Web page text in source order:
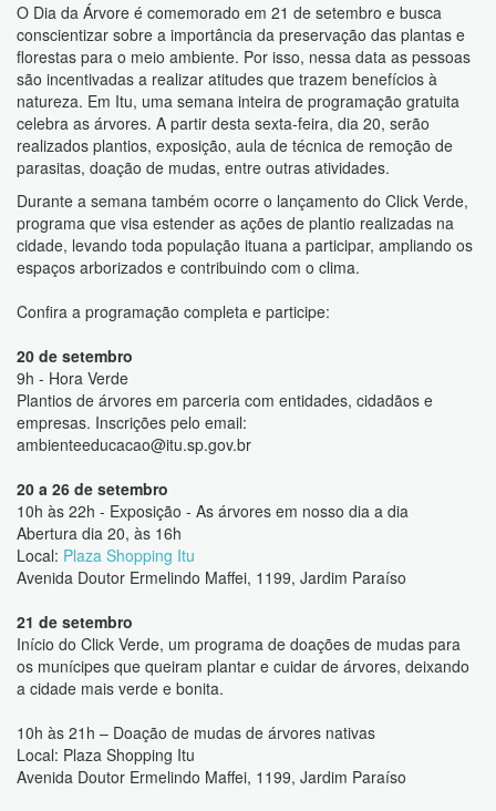
O Dia da Árvore é comemorado em 21 de setembro e busca
conscientizar sobre a importância da preservação das plantas e
florestas para o meio ambiente. Por isso, nessa data as pessoas
são incentivadas a realizar atitudes que trazem benefícios à
natureza. Em Itu, uma semana inteira de programação gratuita
celebra as árvores. A partir desta sexta-feira, dia 20, serão
realizados plantios, exposição, aula de técnica de remoção de
parasitas, doação de mudas, entre outras atividades.
Durante a semana também ocorre o lançamento do Click Verde,
programa que visa estender as ações de plantio realizadas na
cidade, levando toda população ituana a participar, ampliando os
espaços arborizados e contribuindo com o clima.
Confira a programação completa e participe:
20 de setembro
9h - Hora Verde
Plantios de árvores em parceria com entidades, cidadãos e
empresas. Inscrições pelo email:
ambienteeducacao@itu.sp.gov.br
20 a 26 de setembro
10h às 22h - Exposição - As árvores em nosso dia a dia
Abertura dia 20, às 16h
Local: Plaza Shopping Itu
Avenida Doutor Ermelindo Maffei, 1199, Jardim Paraíso
21 de setembro
Início do Click Verde, um programa de doações de mudas para
os munícipes que queiram plantar e cuidar de árvores, deixando
a cidade mais verde e bonita.
10h às 21h – Doação de mudas de árvores nativas
Local: Plaza Shopping Itu
Avenida Doutor Ermelindo Maffei, 1199, Jardim Paraíso